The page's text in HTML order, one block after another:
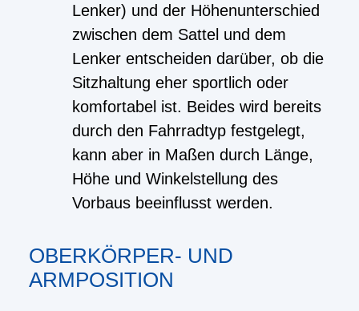
Lenker) und der Höhenunterschied
zwischen dem Sattel und dem
Lenker entscheiden darüber, ob die
Sitzhaltung eher sportlich oder
komfortabel ist. Beides wird bereits
durch den Fahrradtyp festgelegt,
kann aber in Maßen durch Länge,
Höhe und Winkelstellung des
Vorbaus beeinflusst werden.
OBERKÖRPER- UND
ARMPOSITION